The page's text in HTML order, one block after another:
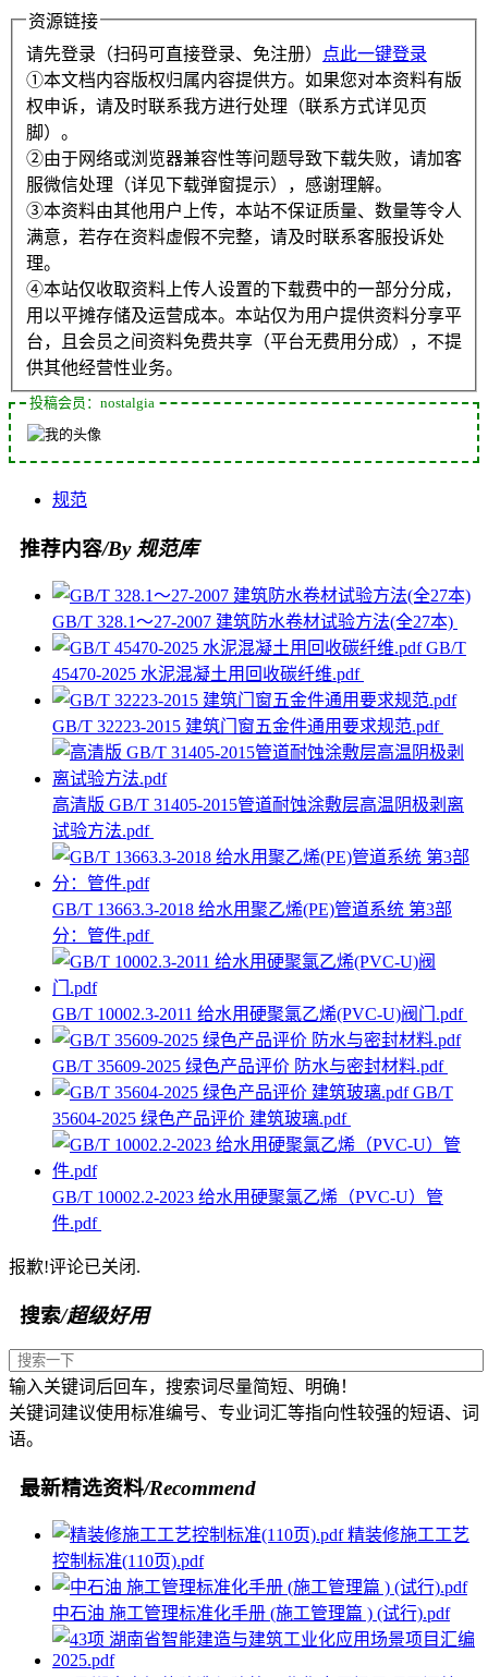
资源链接
请先登录（扫码可直接登录、免注册）
点此一键登录
①本文档内容版权归属内容提供方。如果您对本资料有版
权申诉，请及时联系我方进行处理（联系方式详见页
脚）。
②由于网络或浏览器兼容性等问题导致下载失败，请加客
服微信处理（详见下载弹窗提示），感谢理解。
③本资料由其他用户上传，本站不保证质量、数量等令人
满意，若存在资料虚假不完整，请及时联系客服投诉处
理。
④本站仅收取资料上传人设置的下载费中的一部分分成，
用以平摊存储及运营成本。本站仅为用户提供资料分享平
台，且会员之间资料免费共享（平台无费用分成），不提
供其他经营性业务。
投稿会员：nostalgia
规范
推荐内容/By 规范库
GB/T 328.1～27-2007 建筑防水卷材试验方法(全27本)
GB/T
45470-2025 水泥混凝土用回收碳纤维.pdf
GB/T 32223-2015 建筑门窗五金件通用要求规范.pdf
高清版 GB/T 31405-2015管道耐蚀涂敷层高温阴极剥离
试验方法.pdf
GB/T 13663.3-2018 给水用聚乙烯(PE)管道系统 第3部
分：管件.pdf
GB/T 10002.3-2011 给水用硬聚氯乙烯(PVC-U)阀门.pdf
GB/T 35609-2025 绿色产品评价 防水与密封材料.pdf
GB/T
35604-2025 绿色产品评价 建筑玻璃.pdf
GB/T 10002.2-2023 给水用硬聚氯乙烯（PVC-U）管
件.pdf
报歉!评论已关闭.
搜索/超级好用
输入关键词后回车，搜索词尽量简短、明确！
关键词建议使用标准编号、专业词汇等指向性较强的短语、词
语。
最新精选资料/Recommend
精装修施工工艺
控制标准(110页).pdf
中石油 施工管理标准化手册 (施工管理篇 ) (试行).pdf